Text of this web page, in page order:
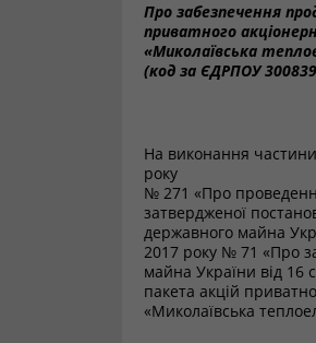
Про забезпечення
приватного
«Миколаївська
(код за ЄДРПОУ
На виконання частини
року
№ 271 «Про
затвердженої
державного майна
2017 року № 71 «Про
майна України від 16
пакета акцій
«Миколаївська